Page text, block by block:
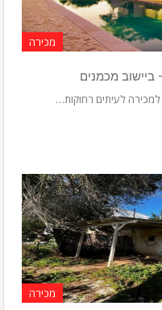
מכירה
לעיתים רחוקות…
מכירה